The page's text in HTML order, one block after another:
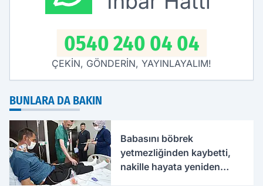
0540 240 04 04
ÇEKİN, GÖNDERİN, YAYINLAYALIM!
BUNLARA DA BAKIN
Babasını böbrek
yetmezliğinden kaybetti,
nakille hayata yeniden